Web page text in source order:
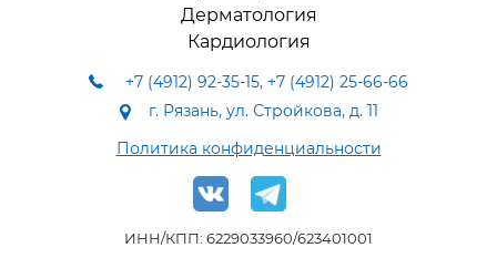
Дерматология
Кардиология
+7 (4912) 92-35-15, +7 (4912) 25-66-66
г. Рязань, ул. Стройкова, д. 11
Политика конфиденциальности
ИНН/КПП: 6229033960/623401001